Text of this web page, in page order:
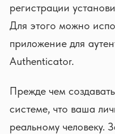
регистрации
Для этого можно
приложение для
Authenticator.
Прежде чем
системе, что ваша
реальному человеку.